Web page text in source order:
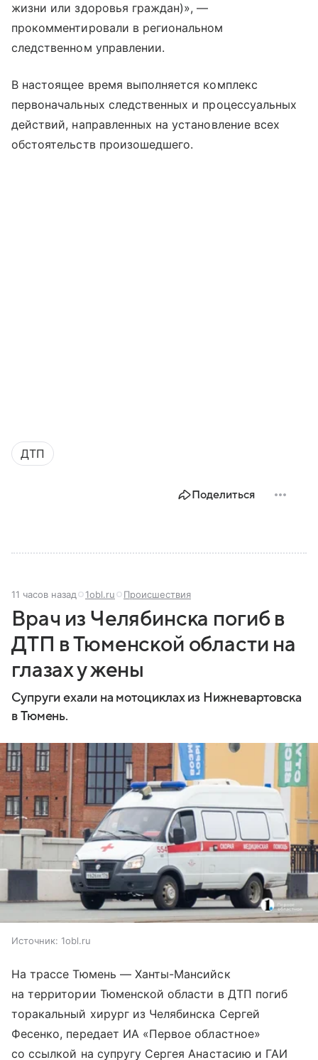
жизни или здоровья граждан)», —
прокомментировали в региональном
следственном управлении.
В настоящее время выполняется комплекс
первоначальных следственных и процессуальных
действий, направленных на установление всех
обстоятельств произошедшего.
ДТП
Поделиться
11 часов назад 1obl.ru Происшествия
Врач из Челябинска погиб в
ДТП в Тюменской области на
глазах у жены
Супруги ехали на мотоциклах из Нижневартовска
в Тюмень.
Источник: 1obl.ru
На трассе Тюмень — Ханты-Мансийск
на территории Тюменской области в ДТП погиб
торакальный хирург из Челябинска Сергей
Фесенко, передает ИА «Первое областное»
со ссылкой на супругу Сергея Анастасию и ГАИ